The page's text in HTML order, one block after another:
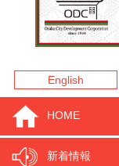
English
HOME
新着情報